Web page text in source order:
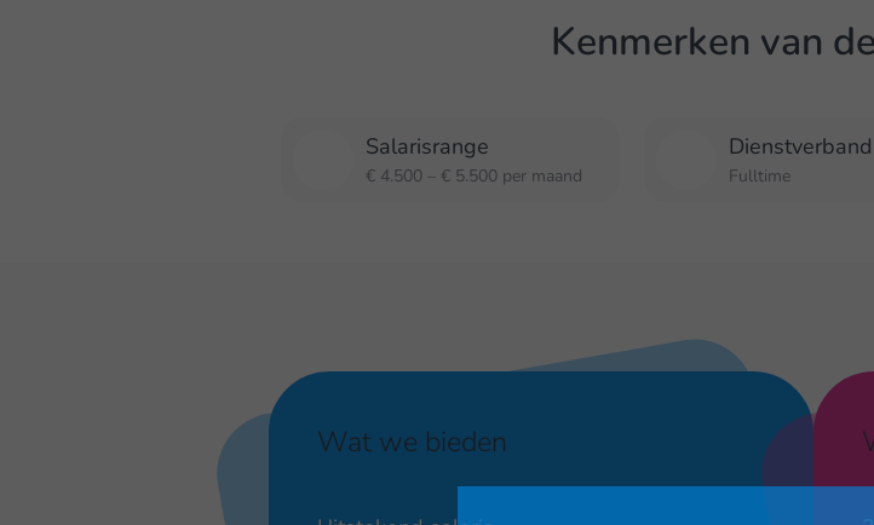
Kenmerken van
Salarisrange
€ 4.500 – € 5.500 per maand
Dienstverband
Fulltime
Wat we bieden